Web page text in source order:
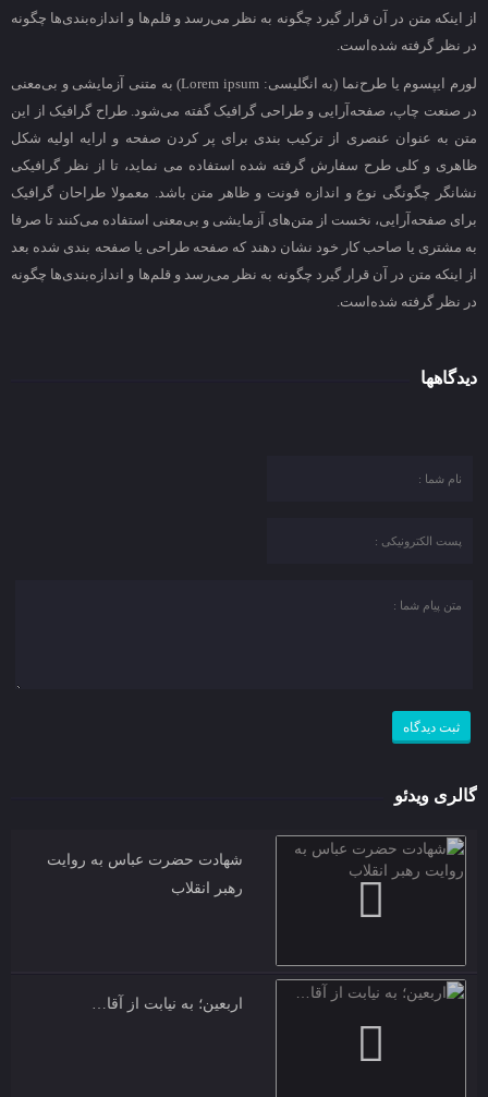
از اینکه متن در آن قرار گیرد چگونه به نظر می‌رسد و قلم‌ها و اندازه‌بندی‌ها چگونه
در نظر گرفته شده‌است.
لورم ایپسوم یا طرح‌نما (به انگلیسی: Lorem ipsum) به متنی آزمایشی و بی‌معنی
در صنعت چاپ، صفحه‌آرایی و طراحی گرافیک گفته می‌شود. طراح گرافیک از این
متن به عنوان عنصری از ترکیب بندی برای پر کردن صفحه و ارایه اولیه شکل
ظاهری و کلی طرح سفارش گرفته شده استفاده می نماید، تا از نظر گرافیکی
نشانگر چگونگی نوع و اندازه فونت و ظاهر متن باشد. معمولا طراحان گرافیک
برای صفحه‌آرایی، نخست از متن‌های آزمایشی و بی‌معنی استفاده می‌کنند تا صرفا
به مشتری یا صاحب کار خود نشان دهند که صفحه طراحی یا صفحه بندی شده بعد
از اینکه متن در آن قرار گیرد چگونه به نظر می‌رسد و قلم‌ها و اندازه‌بندی‌ها چگونه
در نظر گرفته شده‌است.
دیدگاهها
گالری ویدئو
شهادت حضرت عباس به روایت
رهبر انقلاب
اربعین؛ به نیابت از آقا…